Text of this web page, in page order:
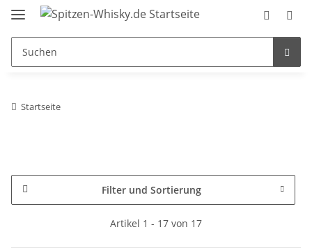
Startseite
Filter und Sortierung
Artikel 1 - 17 von 17